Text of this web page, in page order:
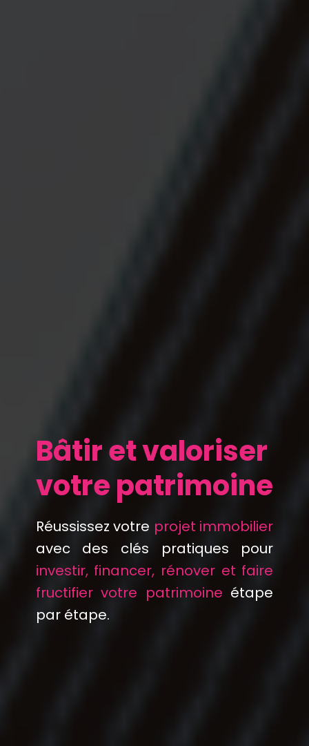
Bâtir et valoriser
votre patrimoine
Réussissez votre projet immobilier
avec des clés pratiques pour
investir, financer, rénover et faire
fructifier votre patrimoine étape
par étape.